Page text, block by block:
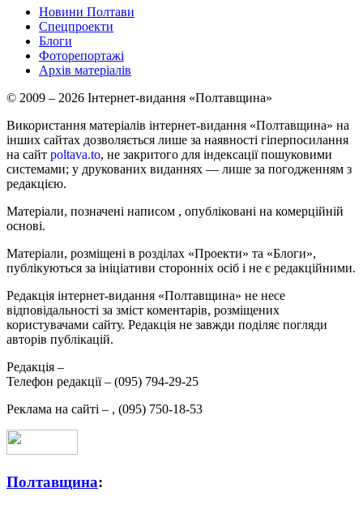
Новини Полтави
Спецпроекти
Блоги
Фоторепортажі
Архів матеріалів
© 2009 – 2026 Інтернет-видання «Полтавщина»
Використання матеріалів інтернет-видання «Полтавщина» на
інших сайтах дозволяється лише за наявності гіперпосилання
на сайт poltava.to, не закритого для індексації пошуковими
системами; у друкованих виданнях — лише за погодженням з
редакцією.
Матеріали, позначені написом , опубліковані на комерційній
основі.
Матеріали, розміщені в розділах «Проекти» та «Блоги»,
публікуються за ініціативи сторонніх осіб і не є редакційними.
Редакція інтернет-видання «Полтавщина» не несе
відповідальності за зміст коментарів, розміщених
користувачами сайту. Редакція не завжди поділяє погляди
авторів публікацій.
Редакція –
Телефон редакції – (095) 794-29-25
Реклама на сайті – , (095) 750-18-53
Полтавщина: